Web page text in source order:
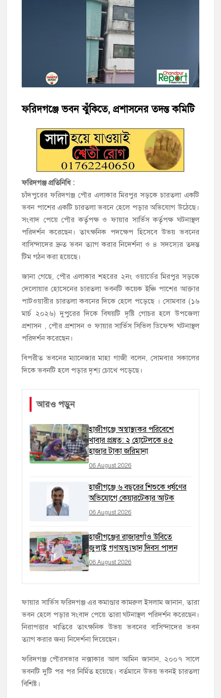
‘জনগণের ভোটে নির্বাচিত হয়ে ফরিদগঞ্জের উন্নয়নে কাজ করছি’ :
নৌ পুলিশ ফাঁড়ির নাকের ডগায় কারেন্ট জালের দাপট, মতলবে প্রকাশ্যে
নিষিদ্ধ জাল মেরামত ও মাছ শিকার
হাজীগঞ্জ ডিগ্রি কলেজ গভীর শ্রদ্ধার সঙ্গে জুলাই গণঅভ্যুত্থানের সকল
শহীদকে স্মরণ
হাজীগঞ্জের যুবধারা সমবায় ক্ষুদ্রঋণ পুনরায় চালু করে মানুষের আমানতের
টাকা পরিশোধ করা হবে
ফরিদগঞ্জে ভবন ঝুঁকিতে, প্রশাসনের তদন্ত কমিটি
ফরিদগঞ্জ প্রতিনিধি :
চাঁদপুরের ফরিদগঞ্জ পৌর এলাকার মিরপুর সড়কে চারতলা একটি
ভবন পাশের একটি চারতলা ভবনে হেলে পড়ার অভিযোগ উঠেছে।
সংবাদ পেয়ে পৌর কর্তৃপক্ষ ও ফায়ার সার্ভিস কর্তৃপক্ষ ঘটনাস্থল
পরিদর্শন করেছেন। তাৎক্ষনিক পদক্ষেপ হিসেবে উভয় ভবনের
বাসিন্দাদের দ্রুত ভবন ত্যাগ করার নিদের্শনা ও ৪ সদস্যের তদন্ত
টিম গঠন করা হয়েছে।
জানা গেছে, পৌর এলাকার শহরের ২নং ওয়ার্ডের মিরপুর সড়কে
দেলোয়ার হোসেনের চারতলা ভবনটি কয়েক ইঞ্চি পাশের আক্তার
পাটওয়ারীর চারতলা কবনের দিকে হেলে পড়েছে । সোমবার (১৬
মার্চ ২০২৬) দুপুরের দিকে বিষয়টি দৃষ্টি গোচর হলে উপজেলা
প্রশাসন , পৌর প্রশাসন ও ফায়ার সার্ভিস সিভিল ডিফেন্স ঘটনাস্থল
পরিদর্শন করেছেন।
বিপরীত ভবনের ম্যানেজার মাহা গাজী বলেন, সোমবার সকালের
দিকে ভবনটি হলে পড়ার দৃশ্য চোখে পড়েছে।
আরও পড়ুন
হাজীগঞ্জে অস্বাস্থ্যকর পরিবেশে
খাবার প্রস্তুত: ২ হোটেলকে ৪৫
হাজার টাকা জরিমানা
06 August 2026
হাজীগঞ্জে ৬ বছরের শিশুকে ধর্ষণের
অভিযোগে কেয়ারটেকার আটক
06 August 2026
হাজীগঞ্জের রাজারগাঁও উবিতে
জুলাই গণঅভ্যুত্থান দিবস পালন
06 August 2026
ফায়ার সার্ভিস ফরিদগঞ্জ এর কমাণ্ডার কামরুল ইসলাম জানান, তারা
ভবন হেলে পড়ার সংবাদ পেয়ে তারা ঘটনাস্থল পরিদর্শন করেছেন।
নিরাপত্তার খাতিরে তাৎক্ষনিক উভয় ভবনের বাসিন্দাদের ভবন
ত্যাগ করার জন্য নিদের্শনা দিয়েছেন।
ফরিদগঞ্জ পৌরসভার নক্সাকার আল আমিন জানান, ২০০৭ সালে
ভবনটি দুটি পর পর নির্মিত হয়েছে। বর্তমানে উভয় ভবনই চারতলা
বিশিষ্ট।